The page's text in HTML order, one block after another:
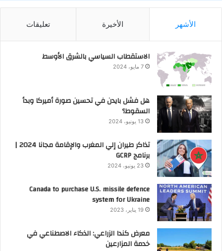
الأشهر الأخيرة تعليقات
الاستقطاب السياسي بالشرق الأوسط
7 مايو، 2024
هل فشل بايدن في تحسين صورة أميركا وبدأ
السقوط؟
13 يونيو، 2024
تذاكر طيران إلي المغرب والإقامة مجانا 2024 |
برنامج GCRP
23 يونيو، 2024
Canada to purchase U.S. missile defence
system for Ukraine
19 يناير، 2023
معرض كندا الزراعي: الذكاء الاصطناعي في
خدمة المزارعين